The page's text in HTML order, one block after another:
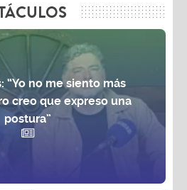
“Yo no me siento más
creo que expreso una
postura”